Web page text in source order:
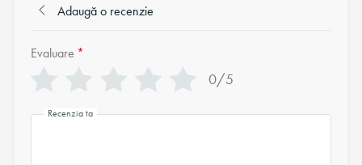
Adaugă o recenzie
Evaluare *
0/5
Recenzia ta